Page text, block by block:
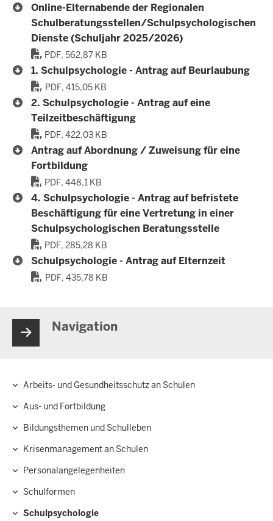
Online-Elternabende der Regionalen
Schulberatungsstellen/Schulpsychologischen
Dienste (Schuljahr 2025/2026)
PDF, 562,87 KB
1. Schulpsychologie - Antrag auf Beurlaubung
PDF, 415,05 KB
2. Schulpsychologie - Antrag auf eine
Teilzeitbeschäftigung
PDF, 422,03 KB
Antrag auf Abordnung / Zuweisung für eine
Fortbildung
PDF, 448,1 KB
4. Schulpsychologie - Antrag auf befristete
Beschäftigung für eine Vertretung in einer
Schulpsychologischen Beratungsstelle
PDF, 285,28 KB
Schulpsychologie - Antrag auf Elternzeit
PDF, 435,78 KB
Navigation
Arbeits- und Gesundheitsschutz an Schulen
Aus- und Fortbildung
Bildungsthemen und Schulleben
Krisenmanagement an Schulen
Personalangelegenheiten
Schulformen
Schulpsychologie